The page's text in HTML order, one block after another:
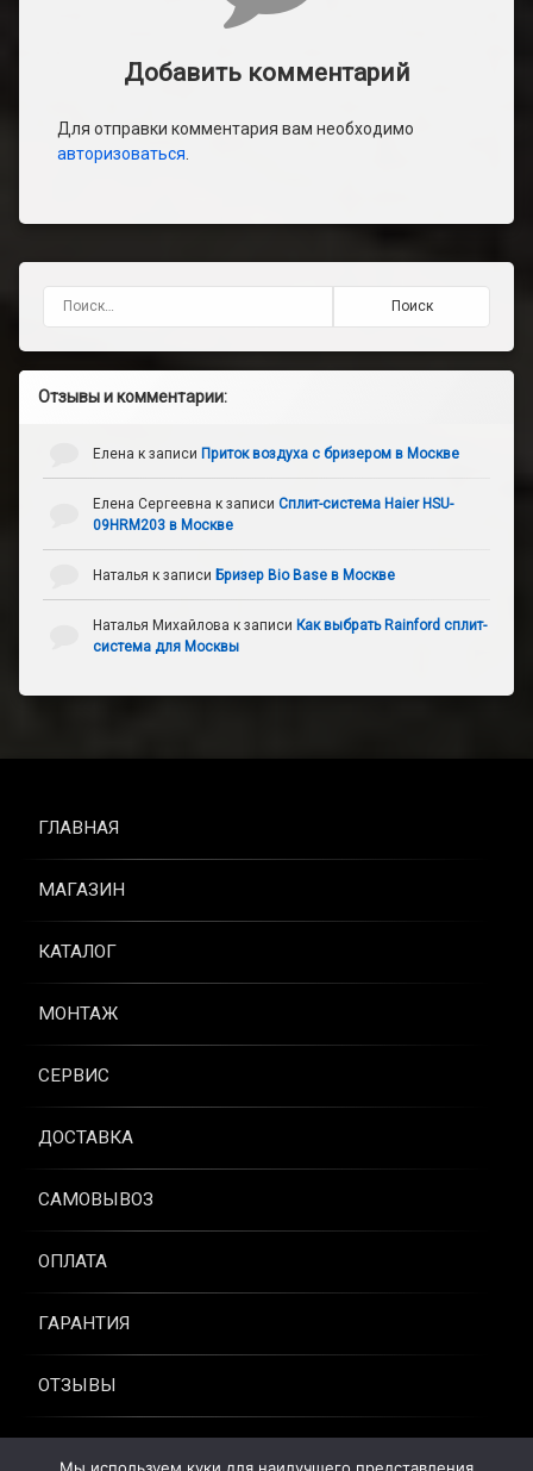
Добавить комментарий
Для отправки комментария вам необходимо
авторизоваться
Отзывы и комментарии:
Елена к записи Приток воздуха с бризером в Москве
Елена Сергеевна к записи Сплит-система Haier HSU-
09HRM203 в Москве
Наталья к записи Бризер Bio Base в Москве
Наталья Михайлова к записи Как выбрать Rainford сплит-
система для Москвы
ГЛАВНАЯ
МАГАЗИН
КАТАЛОГ
МОНТАЖ
СЕРВИС
ДОСТАВКА
САМОВЫВОЗ
ОПЛАТА
ГАРАНТИЯ
ОТЗЫВЫ